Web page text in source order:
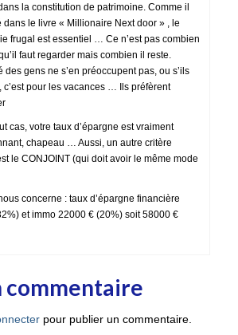
la constitution de patrimoine. Comme il
dans le livre « Millionaire Next door » , le
frugal est essentiel … Ce n’est pas combien
faut regarder mais combien il reste.
des gens ne s’en préoccupent pas, ou s’ils
c’est pour les vacances … Ils préfèrent
cas, votre taux d’épargne est vraiment
chapeau … Aussi, un autre critère
le CONJOINT (qui doit avoir le même mode
concerne : taux d’épargne financière
et immo 22000 € (20%) soit 58000 €
commentaire
pour publier un commentaire.